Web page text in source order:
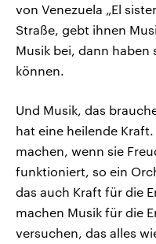
von Venezuela „El
Straße, gebt ihnen
Musik bei, dann haben
können.
Und Musik, das
hat eine heilende
machen, wenn sie
funktioniert, so ein
das auch Kraft für die
machen Musik für die
versuchen, das alles